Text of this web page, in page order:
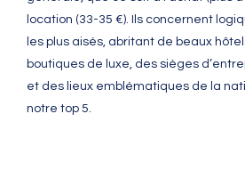
location (33-35 €). Ils concernent
les plus aisés, abritant de beaux
boutiques de luxe, des sièges
et des lieux emblématiques de la
notre top 5.